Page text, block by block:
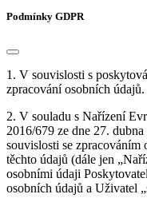
Podmínky GDPR
1. V souvislosti s
zpracování osobních údajů.
2. V souladu s Nařízení
2016/679 ze dne 27.
souvislosti se zpracováním
těchto údajů (dále jen
osobními údaji
osobních údajů a Uživatel